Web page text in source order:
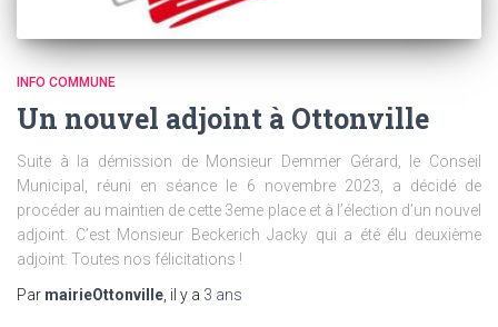
INFO COMMUNE
Un nouvel adjoint à Ottonville
Suite à la démission de Monsieur Demmer Gérard, le Conseil
Municipal, réuni en séance le 6 novembre 2023, a décidé de
procéder au maintien de cette 3eme place et à l’élection d’un nouvel
adjoint. C’est Monsieur Beckerich Jacky qui a été élu deuxième
adjoint. Toutes nos félicitations !
Par mairieOttonville , il y a 3 ans